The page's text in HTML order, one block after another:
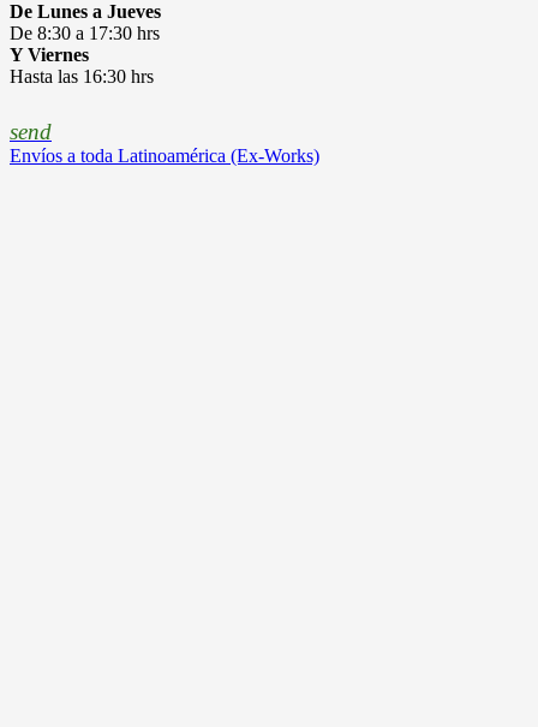
De Lunes a Jueves
De 8:30 a 17:30 hrs
Y Viernes
Hasta las 16:30 hrs
send
Envíos a toda Latinoamérica (Ex-Works)